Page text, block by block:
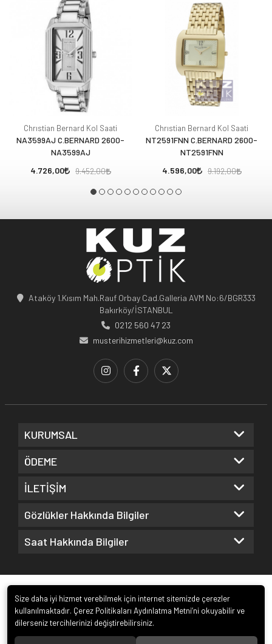
Chrıstian Bernard Kol Saati
NA3599AJ C.BERNARD 2600-
NA3599AJ
4.726,00
9.452,00
Chrıstian Bernard Kol Saati
NT2591FNN C.BERNARD 2600-
NT2591FNN
4.596,00
9.192,00
Ataköy 1.Kısım Mah.Rauf Orbay Cad.Galleria AVM No:6/BGR333
Bakırköy/İSTANBUL
0212 560 47 23
musterihizmetleri@kuz.com
KURUMSAL
ÖDEME
İLETİŞİM
Gözlükler Hakkında Bilgiler
Saat Hakkında Bilgiler
Size daha iyi hizmet verebilmek için internet sitemizde çerezler
kullanılmaktadır. Çerez Politikaları Aydınlatma Metni’ni okuyabilir ve
dilerseniz tercihlerinizi değiştirebilirsiniz.